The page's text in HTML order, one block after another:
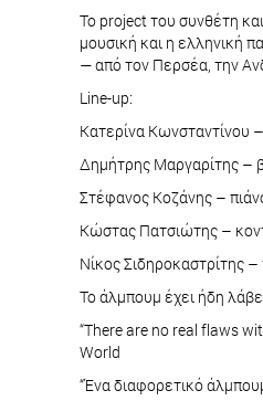
Το project του συνθέτη
μουσική και η ελληνική
— από τον Περσέα, την
Line-up:
Κατερίνα Κωνσταντίνου
Δημήτρης Μαργαρίτης –
Στέφανος Κοζάνης –
Κώστας Πατσιώτης –
Νίκος Σιδηροκαστρίτης
Το άλμπουμ έχει ήδη
“There are no real flaws
World
“Ένα διαφορετικό